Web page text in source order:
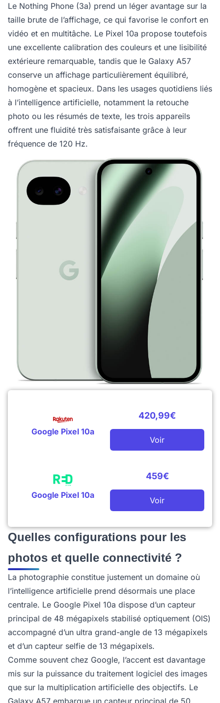
Le Nothing Phone (3a) prend un léger avantage sur la
taille brute de l’affichage, ce qui favorise le confort en
vidéo et en multitâche. Le Pixel 10a propose toutefois
une excellente calibration des couleurs et une lisibilité
extérieure remarquable, tandis que le Galaxy A57
conserve un affichage particulièrement équilibré,
homogène et spacieux. Dans les usages quotidiens liés
à l’intelligence artificielle, notamment la retouche
photo ou les résumés de texte, les trois appareils
offrent une fluidité très satisfaisante grâce à leur
fréquence de 120 Hz.
Google Pixel 10a
420,99€
Voir
Google Pixel 10a
459€
Voir
Quelles configurations pour les
photos et quelle connectivité ?
La photographie constitue justement un domaine où
l’intelligence artificielle prend désormais une place
centrale. Le Google Pixel 10a dispose d’un capteur
principal de 48 mégapixels stabilisé optiquement (OIS)
accompagné d’un ultra grand-angle de 13 mégapixels
et d’un capteur selfie de 13 mégapixels.
Comme souvent chez Google, l’accent est davantage
mis sur la puissance du traitement logiciel des images
que sur la multiplication artificielle des objectifs. Le